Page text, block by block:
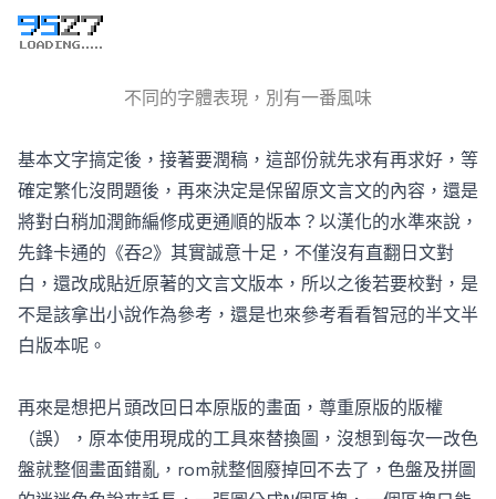
不同的字體表現，別有一番風味
基本文字搞定後，接著要潤稿，這部份就先求有再求好，等
確定繁化沒問題後，再來決定是保留原文言文的內容，還是
將對白稍加潤飾編修成更通順的版本？以漢化的水準來說，
先鋒卡通的《吞2》其實誠意十足，不僅沒有直翻日文對
白，還改成貼近原著的文言文版本，所以之後若要校對，是
不是該拿出小說作為參考，還是也來參考看看智冠的半文半
白版本呢。
再來是想把片頭改回日本原版的畫面，尊重原版的版權
（誤），原本使用現成的工具來替換圖，沒想到每次一改色
盤就整個畫面錯亂，rom就整個廢掉回不去了，色盤及拼圖